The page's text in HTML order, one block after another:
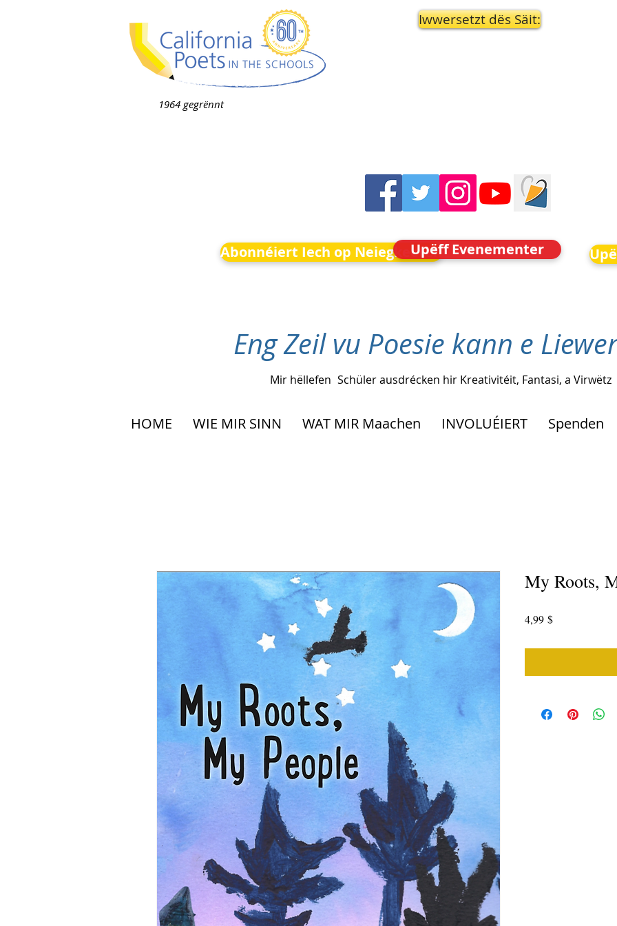
1964 gegrënnt
Iwwersetzt dës Säit:
Abonnéiert Iech op NeiegkeetenUpëff Evenementer
Eng Zeil vu Poesie kann e
Mir hëllefen Schüler ausdrécken hir Kreativitéit, Fantasi, a Virwëtz
HOME WIE MIR SINN WAT MIR Maachen INVOLUÉIERT Spenden
My Roots,
4,99 $Price